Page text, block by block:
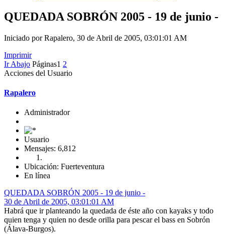
QUEDADA SOBRÓN 2005 - 19 de junio -
Iniciado por Rapalero, 30 de Abril de 2005, 03:01:01 AM
Imprimir
Ir Abajo Páginas1 2
Acciones del Usuario
Rapalero
Administrador
Usuario
Mensajes: 6,812
Ubicación: Fuerteventura
En línea
QUEDADA SOBRÓN 2005 - 19 de junio -
30 de Abril de 2005, 03:01:01 AM
Habrá que ir planteando la quedada de éste año con kayaks y todo
quien tenga y quien no desde orilla para pescar el bass en Sobrón
(Álava-Burgos).